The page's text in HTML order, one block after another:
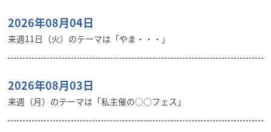
2026年08月04日
来週11日（火）のテーマは「やま・・・」
2026年08月03日
来週（月）のテーマは「私主催の○○フェス」